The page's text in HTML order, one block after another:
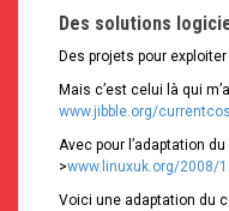
Des solutions
Des projets pour
Mais c’est celui là qui
www.jibble.org/
Avec pour l’adaptation
>www.linuxuk.org/2008/
Voici une adaptation du